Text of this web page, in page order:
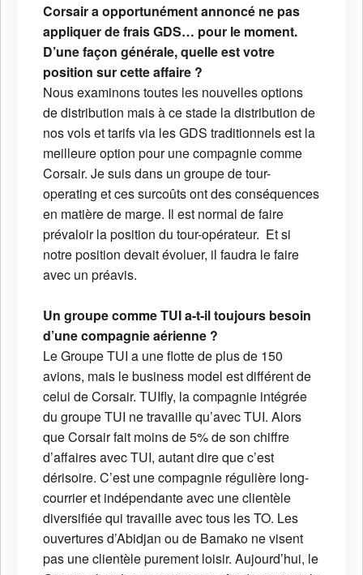
Corsair a opportunément annoncé ne pas
appliquer de frais GDS… pour le moment.
D’une façon générale, quelle est votre
position sur cette affaire ?
Nous examinons toutes les nouvelles options
de distribution mais à ce stade la distribution de
nos vols et tarifs via les GDS traditionnels est la
meilleure option pour une compagnie comme
Corsair. Je suis dans un groupe de tour-
operating et ces surcoûts ont des conséquences
en matière de marge. Il est normal de faire
prévaloir la position du tour-opérateur. Et si
notre position devait évoluer, il faudra le faire
avec un préavis.
Un groupe comme TUI a-t-il toujours besoin
d’une compagnie aérienne ?
Le Groupe TUI a une flotte de plus de 150
avions, mais le business model est différent de
celui de Corsair. TUIfly, la compagnie intégrée
du groupe TUI ne travaille qu’avec TUI. Alors
que Corsair fait moins de 5% de son chiffre
d’affaires avec TUI, autant dire que c’est
dérisoire. C’est une compagnie régulière long-
courrier et indépendante avec une clientèle
diversifiée qui travaille avec tous les TO. Les
ouvertures d’Abidjan ou de Bamako ne visent
pas une clientèle purement loisir. Aujourd’hui, le